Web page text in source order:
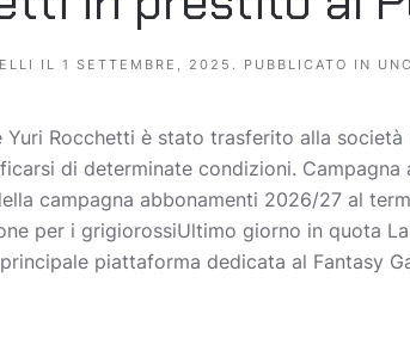
IL 1 SETTEMBRE, 2025 . PUBBLICATO IN
Yuri Rocchetti è stato trasferito alla
di determinate condizioni.
campagna abbonamenti 2026/27 al
per i grigiorossiUltimo giorno in quota
piattaforma dedicata al Fantasy